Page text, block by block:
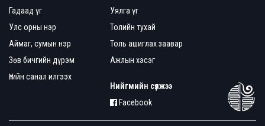
Гадаад үг
Улс орны нэр
Аймаг, сумын нэр
Зөв бичгийн дүрэм
Үгийн санал илгээх
Уялга үг
Толийн тухай
Толь ашиглах заавар
Ажлын хэсэг
Нийгмийн сүлжээ
Facebook